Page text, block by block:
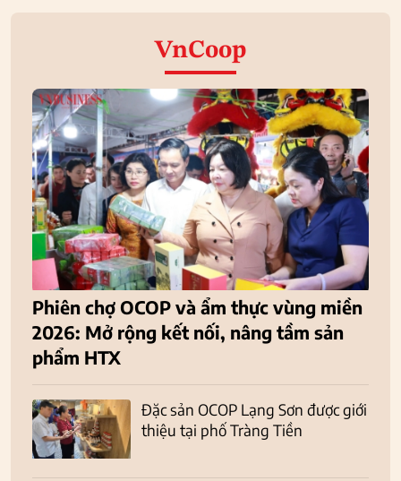
VnCoop
Phiên chợ OCOP và ẩm thực vùng miền
2026: Mở rộng kết nối, nâng tầm sản
phẩm HTX
Đặc sản OCOP Lạng Sơn được giới
thiệu tại phố Tràng Tiền